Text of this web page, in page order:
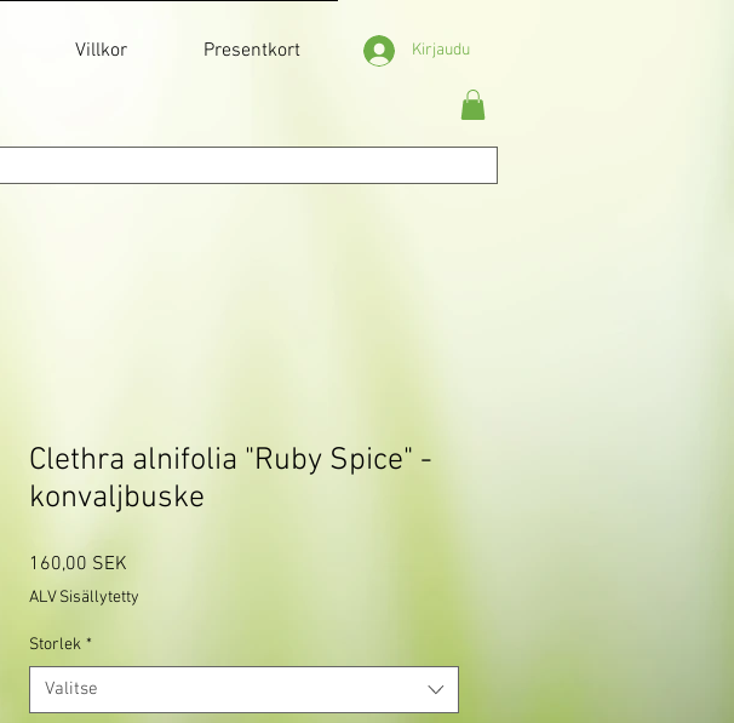
Villkor Presentkort Kirjaudu
Clethra alnifolia "Ruby Spice" -
konvaljbuske
160,00 SEK
ALV Sisällytetty
Storlek *
Valitse